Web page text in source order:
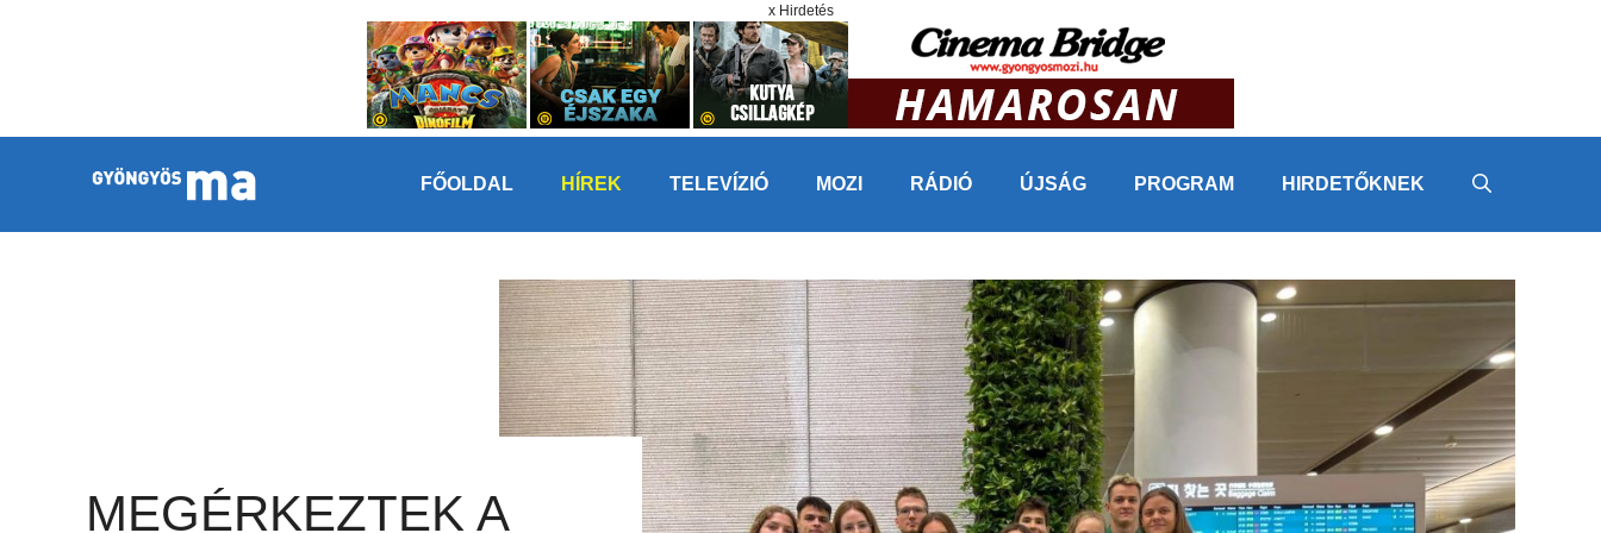
x Hirdetés
FŐOLDAL HÍREK TELEVÍZIÓ MOZI RÁDIÓ ÚJSÁG PROGRAM HIRDETŐKNEK
MEGÉRKEZTEK A